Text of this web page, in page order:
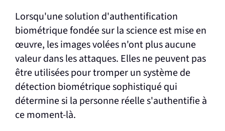
Lorsqu'une solution d'authentification
biométrique fondée sur la science est mise en
œuvre, les images volées n'ont plus aucune
valeur dans les attaques. Elles ne peuvent pas
être utilisées pour tromper un système de
détection biométrique sophistiqué qui
détermine si la personne réelle s'authentifie à
ce moment-là.